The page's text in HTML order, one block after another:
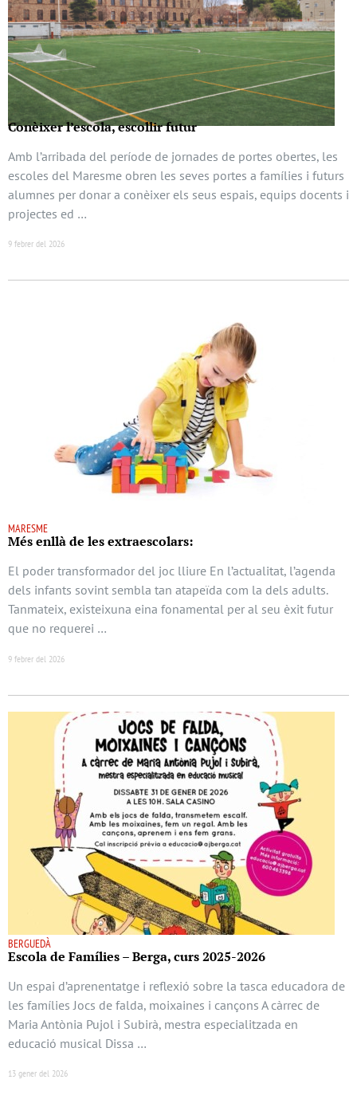
Conèixer l’escola, escollir futur
Amb l’arribada del període de jornades de portes obertes, les
escoles del Maresme obren les seves portes a famílies i futurs
alumnes per donar a conèixer els seus espais, equips docents i
projectes ed …
9 febrer del 2026
MARESME
Més enllà de les extraescolars:
El poder transformador del joc lliure En l’actualitat, l’agenda
dels infants sovint sembla tan atapeïda com la dels adults.
Tanmateix, existeixuna eina fonamental per al seu èxit futur
que no requerei …
9 febrer del 2026
BERGUEDÀ
Escola de Famílies – Berga, curs 2025-2026
Un espai d’aprenentatge i reflexió sobre la tasca educadora de
les famílies Jocs de falda, moixaines i cançons A càrrec de
Maria Antònia Pujol i Subirà, mestra especialitzada en
educació musical Dissa …
13 gener del 2026